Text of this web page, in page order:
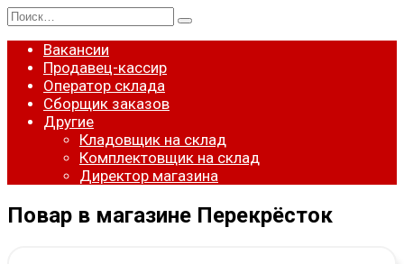
Перейти
к
содержанию
Search
for:
Вакансии
Продавец-кассир
Оператор склада
Сборщик заказов
Другие
Кладовщик на склад
Комплектовщик на склад
Директор магазина
Повар в магазине Перекрёсток